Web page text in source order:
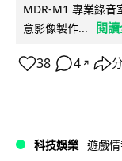
MDR-M1 專業錄音
意影像製作...
閱
38 4 ↗
科技娛樂 遊戲